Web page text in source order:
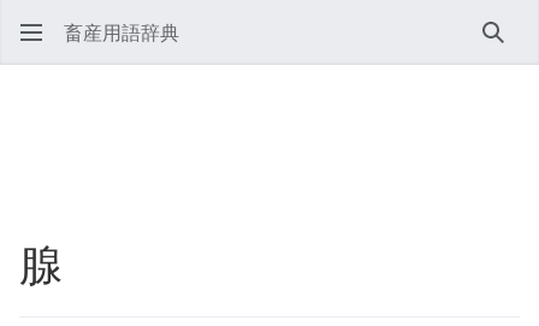
畜産用語辞典 検索
腺